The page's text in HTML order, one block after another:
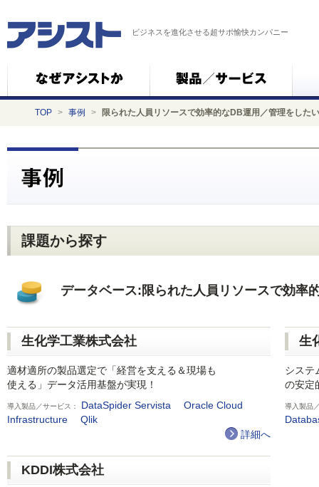
ビジネスを進化させる超サポ愉快カンパニー
TOP > 事例 > 限られた人員リソースで効率的なDB運用／管理をしたい
課題から探す
データベース:限られた人員リソースで効率
生化学工業株式会社
適材適所の製品選定で「経営を支える＆現場も
使える」データ活用基盤が実現！
導入製品／サービス： DataSpider Servista
Oracle Cloud
Infrastructure
Qlik
詳細へ
生
システ
の安定
導入製品
KDDI株式会社